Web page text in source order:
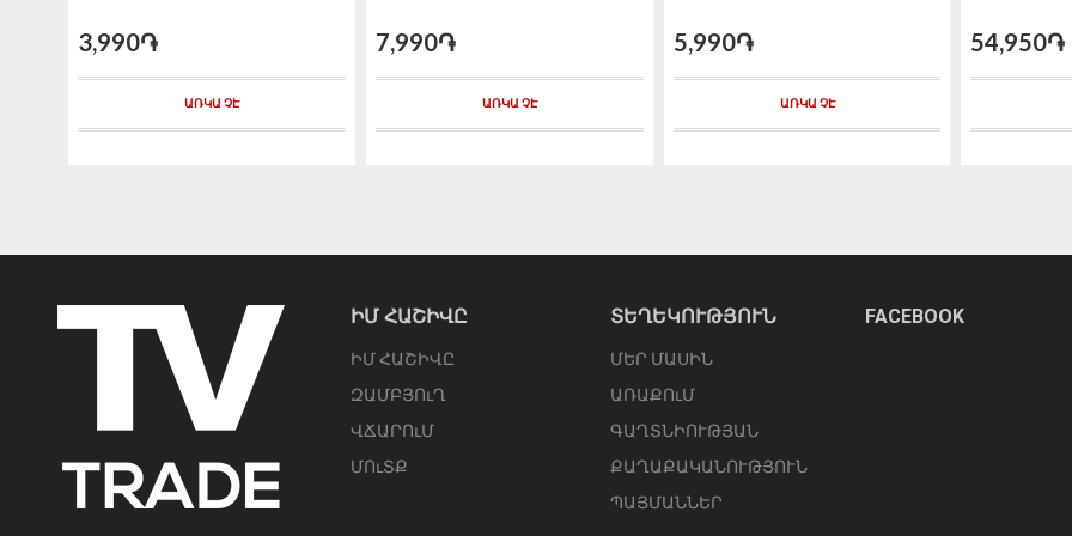
3,990֏
ԱՌԿԱ ՉԷ
7,990֏
ԱՌԿԱ ՉԷ
5,990֏
ԱՌԿԱ ՉԷ
54,950֏
ԻՄ ՀԱՇԻՎԸ
ԻՄ ՀԱՇԻՎԸ
ԶԱՄԲՅՈւՂ
ՎՃԱՐՈւՄ
ՄՈւՏՔ
ՏԵՂԵԿՈՒԹՅՈՒՆ
ՄԵՐ ՄԱՍԻՆ
ԱՌԱՔՈւՄ
ԳԱՂՏՆԻՈՒԹՅԱՆ
ՔԱՂԱՔԱԿԱՆՈՒԹՅՈՒՆ
ՊԱՅՄԱՆՆԵՐ
FACEBOOK